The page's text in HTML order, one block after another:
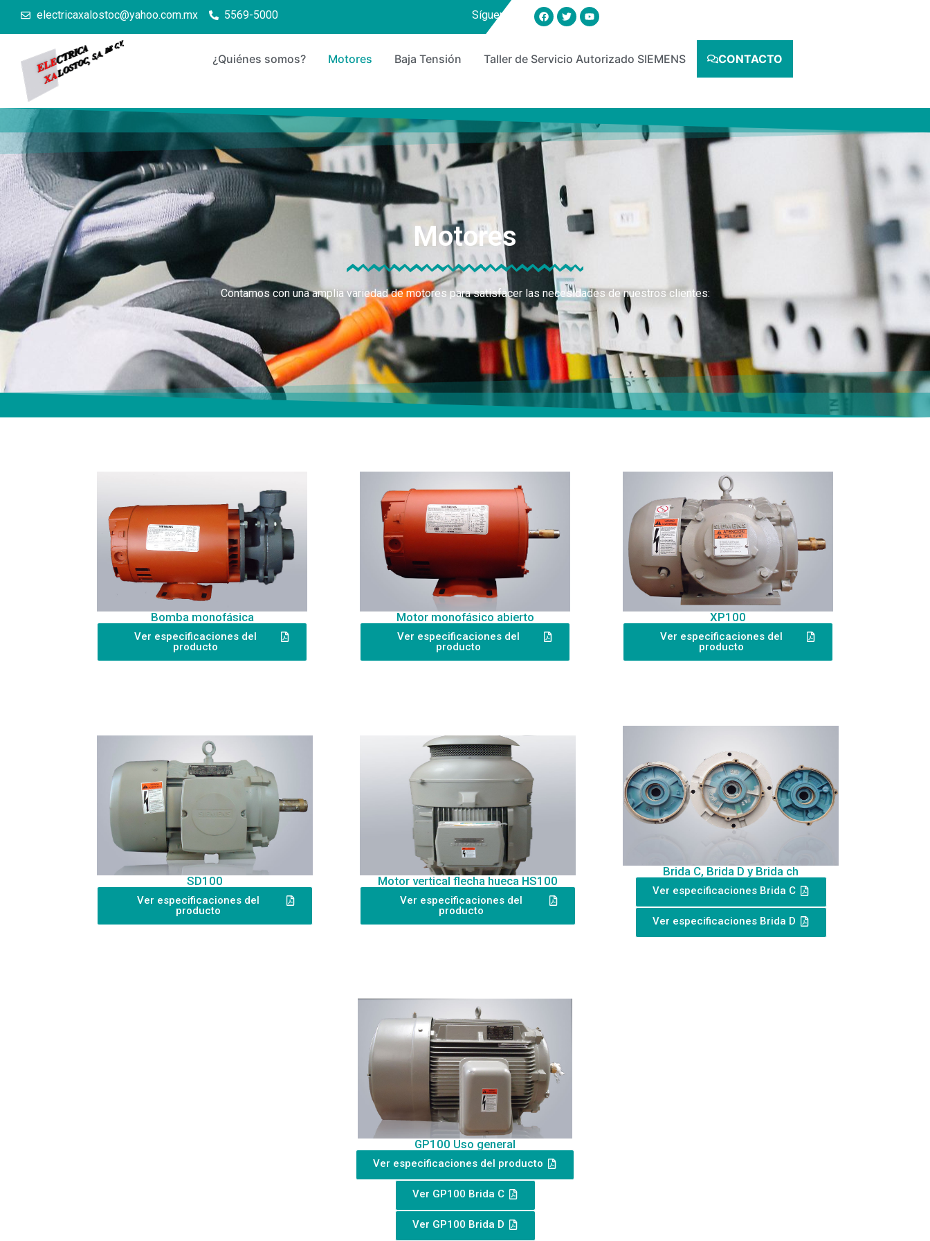
electricaxalostoc@yahoo.com.mx 5569-5000 Síguenos en:
¿Quiénes somos? Motores Baja Tensión Taller de Servicio Autorizado SIEMENS CONTACTO
Motores
Contamos con una amplia variedad de motores para satisfacer las necesidades de nuestros clientes:
Bomba monofásica
Ver especificaciones del
producto
Motor monofásico abierto
Ver especificaciones del
producto
XP100
Ver especificaciones del
producto
SD100
Ver especificaciones del
producto
Motor vertical flecha hueca HS100
Ver especificaciones del
producto
Brida C, Brida D y Brida ch
Ver especificaciones Brida C
Ver especificaciones Brida D
GP100 Uso general
Ver especificaciones del producto
Ver GP100 Brida C
Ver GP100 Brida D